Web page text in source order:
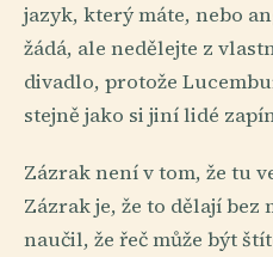
jazyk, který máte, nebo
žádá, ale nedělejte z
divadlo, protože
stejně jako si jiní lidé
Zázrak není v tom, že tu
Zázrak je, že to dělají
naučil, že řeč může být